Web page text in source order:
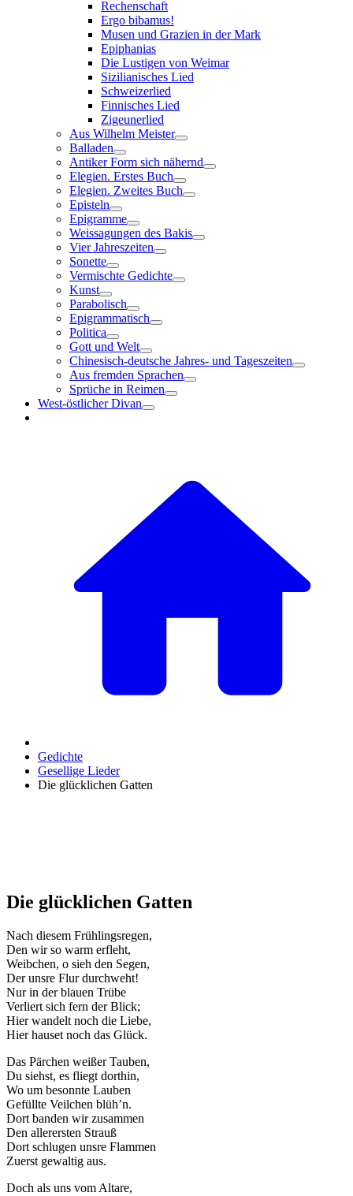
Rechenschaft
Ergo bibamus!
Musen und Grazien in der Mark
Epiphanias
Die Lustigen von Weimar
Sizilianisches Lied
Schweizerlied
Finnisches Lied
Zigeunerlied
Aus Wilhelm Meister
Balladen
Antiker Form sich nähernd
Elegien. Erstes Buch
Elegien. Zweites Buch
Episteln
Epigramme
Weissagungen des Bakis
Vier Jahreszeiten
Sonette
Vermischte Gedichte
Kunst
Parabolisch
Epigrammatisch
Politica
Gott und Welt
Chinesisch-deutsche Jahres- und Tageszeiten
Aus fremden Sprachen
Sprüche in Reimen
West-östlicher Divan
Gedichte
Gesellige Lieder
Die glücklichen Gatten
Die glücklichen Gatten
Nach diesem Frühlingsregen,
Den wir so warm erfleht,
Weibchen, o sieh den Segen,
Der unsre Flur durchweht!
Nur in der blauen Trübe
Verliert sich fern der Blick;
Hier wandelt noch die Liebe,
Hier hauset noch das Glück.
Das Pärchen weißer Tauben,
Du siehst, es fliegt dorthin,
Wo um besonnte Lauben
Gefüllte Veilchen blüh’n.
Dort banden wir zusammen
Den allerersten Strauß
Dort schlugen unsre Flammen
Zuerst gewaltig aus.
Doch als uns vom Altare,